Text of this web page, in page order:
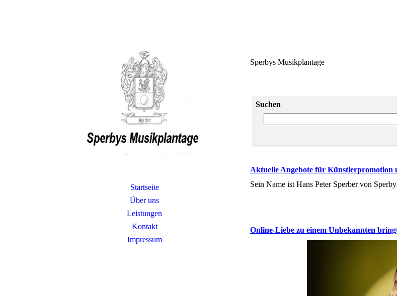
Startseite
Über uns
Leistungen
Kontakt
Impressum
Sperbys Musikplantage
Suchen
Aktuelle Angebote für Künstlerpromotion
Sein Name ist Hans Peter Sperber von
Online-Liebe zu einem Unbekannten